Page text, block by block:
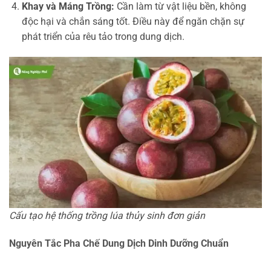
Khay và Máng Trồng: Cần làm từ vật liệu bền, không
độc hại và chắn sáng tốt. Điều này để ngăn chặn sự
phát triển của rêu tảo trong dung dịch.
Cấu tạo hệ thống trồng lúa thủy sinh đơn giản
Nguyên Tắc Pha Chế Dung Dịch Dinh Dưỡng Chuẩn